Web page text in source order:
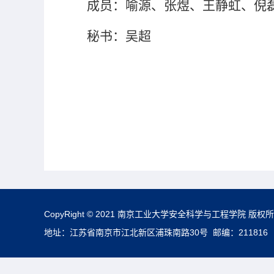
成员：喻源、张煜、王静虹、倪
秘书：吴超
CopyRight © 2021 南京工业大学安全科学与工程学院 版权
地址：江苏省南京市江北新区浦珠南路30号 邮编：211816